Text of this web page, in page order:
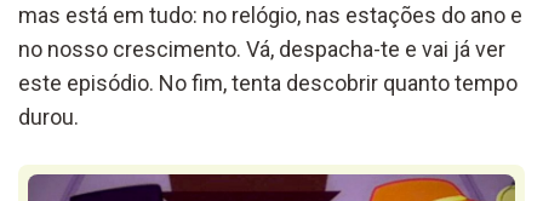
mas está em tudo: no relógio, nas estações do ano e
no nosso crescimento. Vá, despacha-te e vai já ver
este episódio. No fim, tenta descobrir quanto tempo
durou.